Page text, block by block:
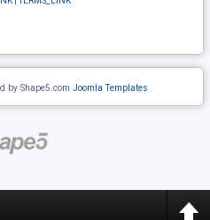
by Shape5.com Joomla Templates